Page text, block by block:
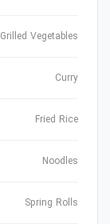
Grilled Vegetables
Curry
Fried Rice
Noodles
Spring Rolls